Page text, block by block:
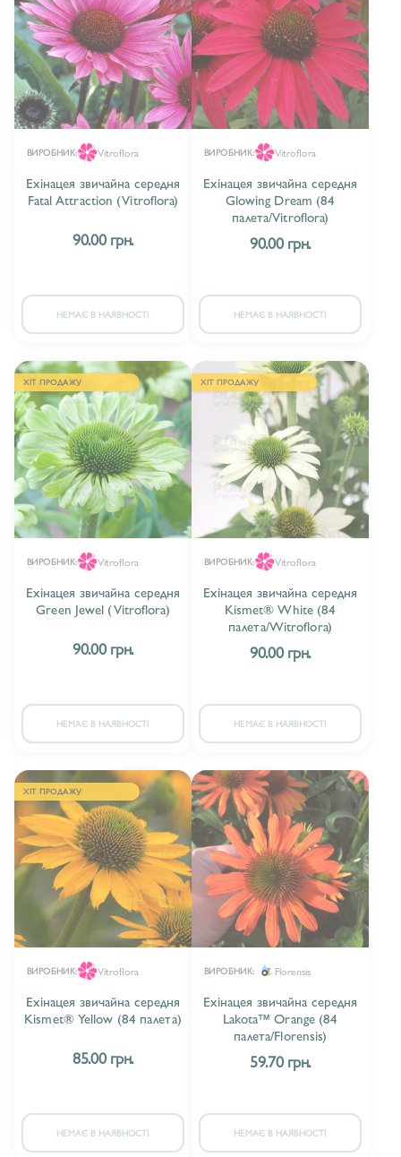
ВИРОБНИК: Vitroflora
Ехінацея звичайна середня
Fatal Attraction (Vitroflora)
90.00 грн.
НЕМАЄ В НАЯВНОСТІ
ВИРОБНИК: Vitroflora
Ехінацея звичайна середня
Glowing Dream (84
палета/Vitroflora)
90.00 грн.
НЕМАЄ В НАЯВНОСТІ
ХІТ ПРОДАЖУ
ВИРОБНИК: Vitroflora
Ехінацея звичайна середня
Green Jewel (Vitroflora)
90.00 грн.
НЕМАЄ В НАЯВНОСТІ
ХІТ ПРОДАЖУ
ВИРОБНИК: Vitroflora
Ехінацея звичайна середня
Kismet® White (84
палета/Witroflora)
90.00 грн.
НЕМАЄ В НАЯВНОСТІ
ХІТ ПРОДАЖУ
ВИРОБНИК: Vitroflora
Ехінацея звичайна середня
Kismet® Yellow (84 палета)
85.00 грн.
НЕМАЄ В НАЯВНОСТІ
ВИРОБНИК: Florensis
Ехінацея звичайна середня
Lakota™ Orange (84
палета/Florensis)
59.70 грн.
НЕМАЄ В НАЯВНОСТІ